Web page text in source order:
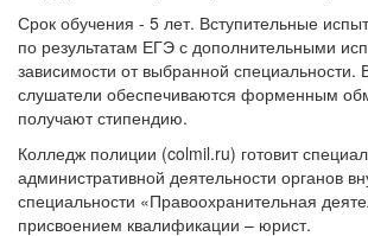
Срок обучения - 5 лет. Вступительные
по результатам ЕГЭ с дополнительными
зависимости от выбранной специальности.
слушатели обеспечиваются форменным
получают стипендию.
Колледж полиции (colmil.ru) готовит
административной деятельности органов
специальности «Правоохранительная
присвоением квалификации – юрист.